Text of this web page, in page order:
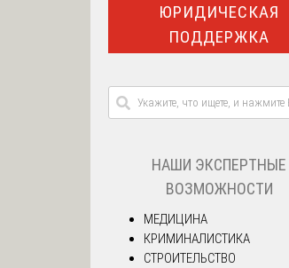
ЮРИДИЧЕСКАЯ
ПОДДЕРЖКА
НАШИ ЭКСПЕРТНЫЕ
ВОЗМОЖНОСТИ
МЕДИЦИНА
КРИМИНАЛИСТИКА
СТРОИТЕЛЬСТВО